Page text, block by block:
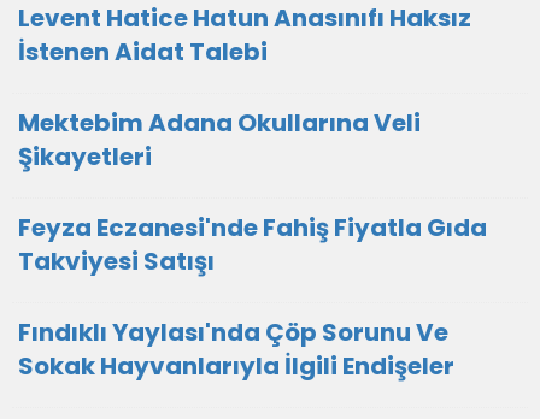
Levent Hatice Hatun Anasınıfı Haksız
İstenen Aidat Talebi
Mektebim Adana Okullarına Veli
Şikayetleri
Feyza Eczanesi'nde Fahiş Fiyatla Gıda
Takviyesi Satışı
Fındıklı Yaylası'nda Çöp Sorunu Ve
Sokak Hayvanlarıyla İlgili Endişeler